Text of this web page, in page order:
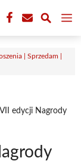
| Sprzedam |
edycji Nagrody